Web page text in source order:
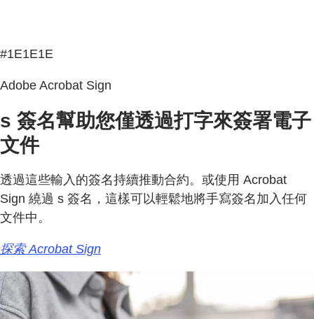
#1E1E1E
Adobe Acrobat Sign
s 簽名幫助您僅透過打字來簽署電子
文件
透過這些輸入的簽名持續推動合約。或使用 Acrobat
Sign 繞過 s 簽名，這樣可以輕鬆地將手寫簽名加入任何
文件中。
探索 Acrobat Sign